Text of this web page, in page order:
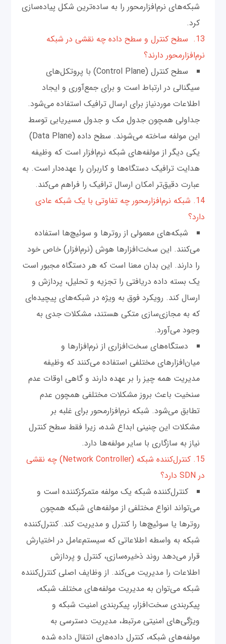
شبکه‌های نرم‌افزار‌محور را به ساده‌ترین شکل پیاده‌سازی
کرد.
13. سطح کنترل و سطح داده چه نقشی در شبکه
نرم‌افزار‌محور دارند؟
سطح کنترل (Control Plane) با پروتکل‌های
سیگنالی در ارتباط است و برای جمع‌آوری و ایجاد
اطلاعات موردنیاز برای ارسال ترافیک استفاده می‌شود.
جداولی همچون جدول مک و جدول مسیریابی توسط
این مولفه ساخته می‌شوند. سطح داده (Data Plane)
یکی دیگر از مولفه‌های شبکه نرم‌افزار است که وظیفه
هدایت ترافیک دستگاه‌ها و کاربران را عهده‌دار است. به
عبارت دقیق‌تر امکان ارسال ترافیک را فراهم می‌کند.
14. شبکه نرم‌افزار‌محور چه تفاوتی با یک شبکه عادی
دارد؟
شبکه‌های معمولی از روترها و سوئیچ‌ها استفاده
می‌کنند. این سخت‌افزارها هوش (نرم‌افزار) خاص خود
را دارند. این بدان معنا است که هر دستگاه مجبور است
یک بسته داده دریافتی را تجزیه و تحلیل، پردازش و
ارسال کند. رویکرد فوق به ویژه در شبکه‌های پیچیده‌ای
که به مجازی‌سازی متکی هستند، مشکلات جدی به
وجود می‌آورد.
دستگاه‌های سخت‌افزاری از نرم‌افزارها و
میان‌افزارهای مختلفی استفاده می‌کنند که وظیفه
مدیریت همه چیز را بر عهده دارند و گاهی اوقات عدم
سنخیت باعث بروز مشکلات مختلفی همچون عدم
تطابق می‌شود. شبکه نرم‌افزار‌محور برای غلبه بر
مشکلات این چنینی ابداع شده، زیرا فقط سطح کنترل
نیاز به سازگاری با سایر مولفه‌ها دارد.
15. کنترل‌کننده شبکه (Network Controller) چه نقشی
در SDN دارد؟
کنترل‌کننده شبکه یک مولفه متمرکز‌کننده است و
می‌تواند انواع مختلفی از مولفه‌های شبکه همچون
روترها یا سوئیچ‌ها را کنترل و مدیریت کند. کنترل‌کننده
شبکه به واسطه اطلاعاتی که سیستم‌عامل در اختیارش
قرار می‌دهد روند ذخیره‌سازی، کنترل و پردازش
اطلاعات را مدیریت می‌کند. از وظایف اصلی کنترل‌کننده
شبکه می‌توان به مدیریت مولفه‌های مختلف شبکه،
پیکربندی سخت‌افزار، پیکربندی امنیت شبکه و
ویژگی‌های امنیتی مرتبط، مدیریت دسترسی به
مولفه‌های شبکه، کنترل داده‌های انتقال داده شده